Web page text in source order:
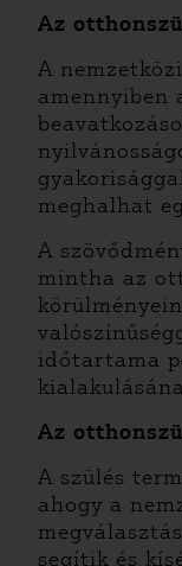
Az
A
amennyiben
meghalhat
A
mintha az
időtartama
Az
A szülés
ahogy a
segítik és